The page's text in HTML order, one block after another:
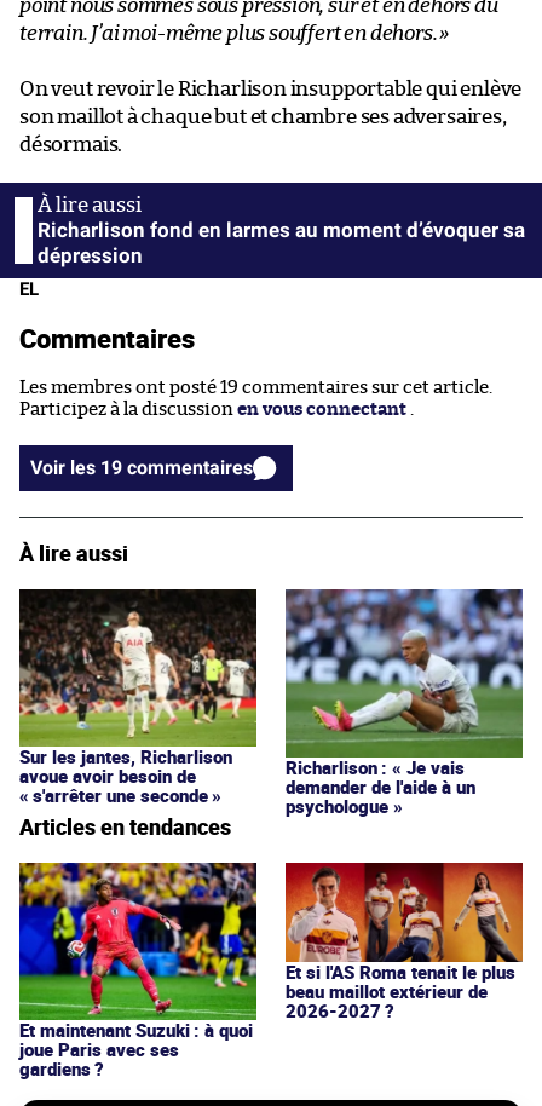
point nous sommes sous pression, sur et en dehors du
terrain. J’ai moi-même plus souffert en dehors.»
On veut revoir le Richarlison insupportable qui enlève
son maillot à chaque but et chambre ses adversaires,
désormais.
Richarlison fond en larmes au moment d’évoquer sa
dépression
EL
Commentaires
Les membres ont posté 19 commentaires sur cet article.
Participez à la discussion en vous connectant
Voir les 19 commentaires
À lire aussi
Sur les jantes, Richarlison
avoue avoir besoin de
« s'arrêter une seconde »
Richarlison : « Je vais
demander de l'aide à un
psychologue »
Articles en tendances
Et maintenant Suzuki : à quoi
joue Paris avec ses
gardiens ?
Et si l'AS Roma tenait le plus
beau maillot extérieur de
2026-2027 ?